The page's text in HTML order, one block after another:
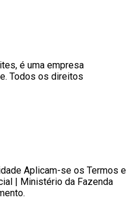
é uma empresa
Todos os direitos
Aplicam-se os Termos e
| Ministério da Fazenda